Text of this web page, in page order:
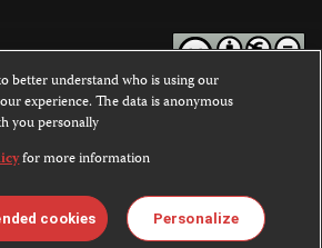
on this website is licensed under a
NonCommercial-NoDerivatives 4.0
are not covered by the Creative Commons
information about permissions, see our
better understand who is using our
experience. The data is anonymous
you personally.
for more information.
Personalize
cookies